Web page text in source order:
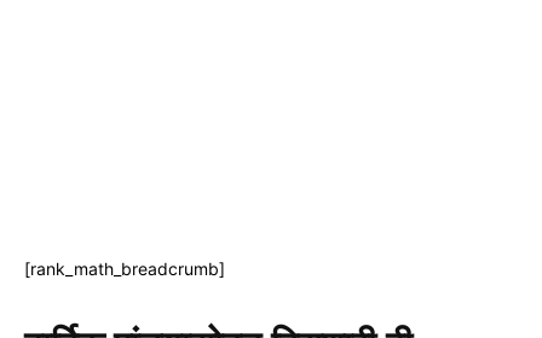
[rank_math_breadcrumb]